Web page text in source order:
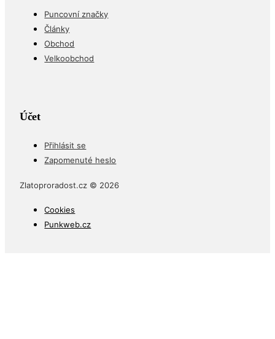
Puncovní značky
Články
Obchod
Velkoobchod
Účet
Přihlásit se
Zapomenuté heslo
Zlatoproradost.cz © 2026
Cookies
Punkweb.cz